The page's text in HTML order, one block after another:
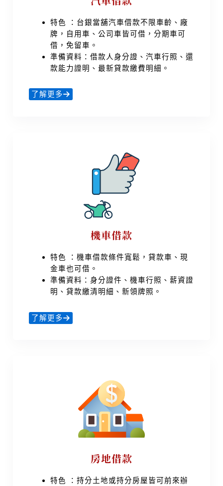
特色 ：台銀當舖汽車借款不限車齡、廠
牌，自用車、公司車皆可借，分期車可
借，免留車。
準備資料：借款人身分證、汽車行照、還
款能力證明、最新貸款繳費明細。
了解更多
機車借款
特色 ：機車借款條件寬鬆，貸款車、現
金車也可借。
準備資料：身分證件、機車行照、薪資證
明、貸款繳清明細、新領牌照。
了解更多
房地借款
特色 ：持分土地或持分房屋皆可前來辦